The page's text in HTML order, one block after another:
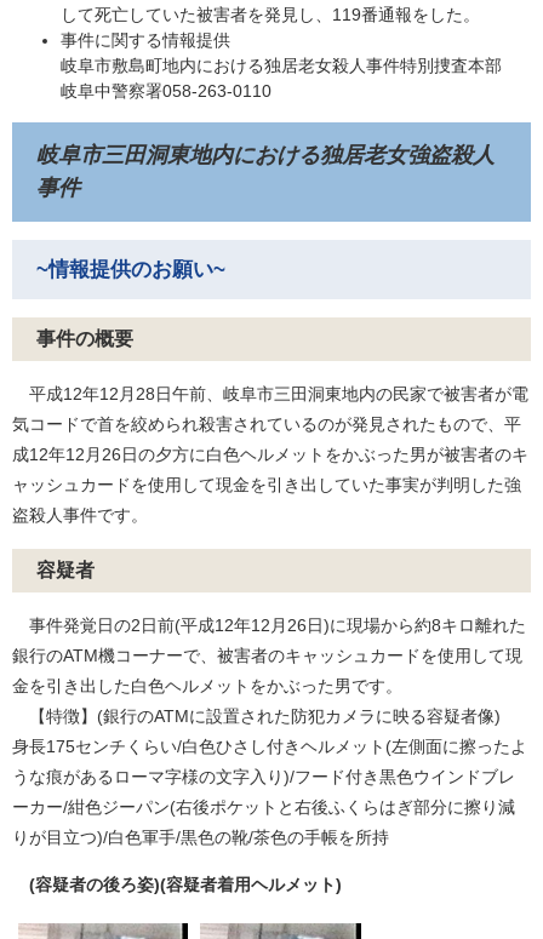
して死亡していた被害者を発見し、119番通報をした。
事件に関する情報提供
岐阜市敷島町地内における独居老女殺人事件特別捜査本部
岐阜中警察署058-263-0110
岐阜市三田洞東地内における独居老女強盗殺人
事件
~情報提供のお願い~
事件の概要
平成12年12月28日午前、岐阜市三田洞東地内の民家で被害者が電
気コードで首を絞められ殺害されているのが発見されたもので、平
成12年12月26日の夕方に白色ヘルメットをかぶった男が被害者のキ
ャッシュカードを使用して現金を引き出していた事実が判明した強
盗殺人事件です。
容疑者
事件発覚日の2日前(平成12年12月26日)に現場から約8キロ離れた
銀行のATM機コーナーで、被害者のキャッシュカードを使用して現
金を引き出した白色ヘルメットをかぶった男です。
【特徴】(銀行のATMに設置された防犯カメラに映る容疑者像)
身長175センチくらい/白色ひさし付きヘルメット(左側面に擦ったよ
うな痕があるローマ字様の文字入り)/フード付き黒色ウインドブレ
ーカー/紺色ジーパン(右後ポケットと右後ふくらはぎ部分に擦り減
りが目立つ)/白色軍手/黒色の靴/茶色の手帳を所持
(容疑者の後ろ姿)(容疑者着用ヘルメット)